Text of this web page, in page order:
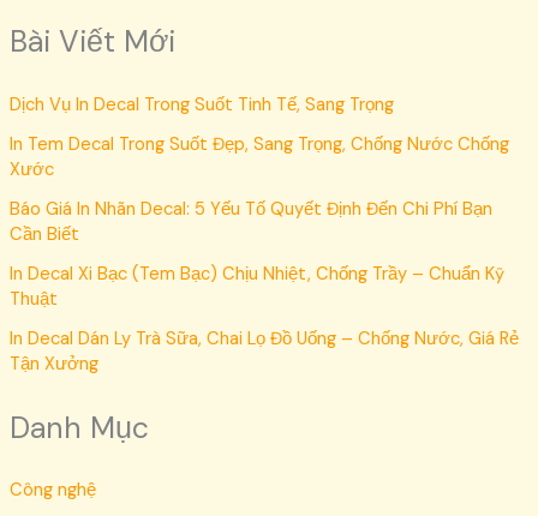
Bài Viết Mới
Dịch Vụ In Decal Trong Suốt Tinh Tế, Sang Trọng
In Tem Decal Trong Suốt Đẹp, Sang Trọng, Chống Nước Chống
Xước
Báo Giá In Nhãn Decal: 5 Yếu Tố Quyết Định Đến Chi Phí Bạn
Cần Biết
In Decal Xi Bạc (Tem Bạc) Chịu Nhiệt, Chống Trầy – Chuẩn Kỹ
Thuật
In Decal Dán Ly Trà Sữa, Chai Lọ Đồ Uống – Chống Nước, Giá Rẻ
Tận Xưởng
Danh Mục
Công nghệ